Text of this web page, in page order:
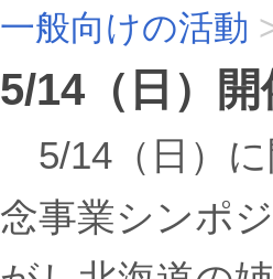
一般向けの活動
5/14（日）
5/14（日）に
念事業シンポ